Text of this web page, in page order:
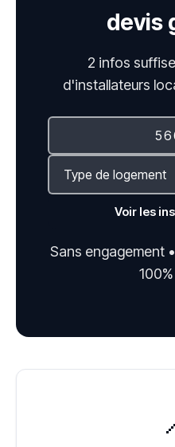
devis
2 infos
d'installateurs
Voir les
Sans engagement